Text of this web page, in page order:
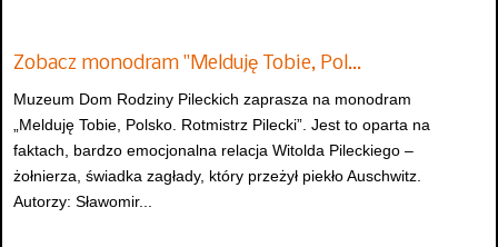
Zobacz monodram "Melduję Tobie, Pol…
Muzeum Dom Rodziny Pileckich zaprasza na monodram
„Melduję Tobie, Polsko. Rotmistrz Pilecki”. Jest to oparta na
faktach, bardzo emocjonalna relacja Witolda Pileckiego –
żołnierza, świadka zagłady, który przeżył piekło Auschwitz.
Autorzy: Sławomir...